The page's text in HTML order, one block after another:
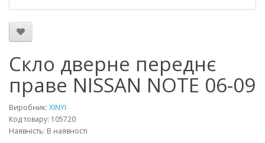
Скло дверне переднє
праве NISSAN NOTE 06-09
Виробник: XINYI
Код товару: 105720
Наявність: В наявності